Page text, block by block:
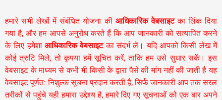
हमारे सभी लेखों में संबंधित योजना की आधिकारिक वेबसाइटका लिंक दिया
गया है, और हम आपसे अनुरोध करते हैं कि आप जानकारी को सत्यापित करने
के लिए हमेशा आधिकारिक वेबसाइटका संदर्भ लें। यदि आपको किसी लेख में
कोई त्रुटि मिले, तो कृपया हमें सूचित करें, ताकि हम उसे सुधार सकें। इस
वेबसाइट के माध्यम से कभी भी किसी के द्वारा पैसे की मांग नहीं की जाती है यह
वेबसाइट पूर्णतः निशुल्क सूचना प्रदान करती है,सिर्फ जानकारी आप तक सरल
तरीकों से पहुंचे यही हमारा उद्देश्य है, हमारे दिए गए सूचनाओं को एक बार अपने